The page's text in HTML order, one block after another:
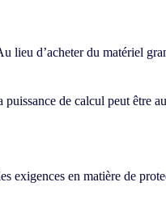
lieu d’acheter du matériel
de calcul peut
exigences en matière de